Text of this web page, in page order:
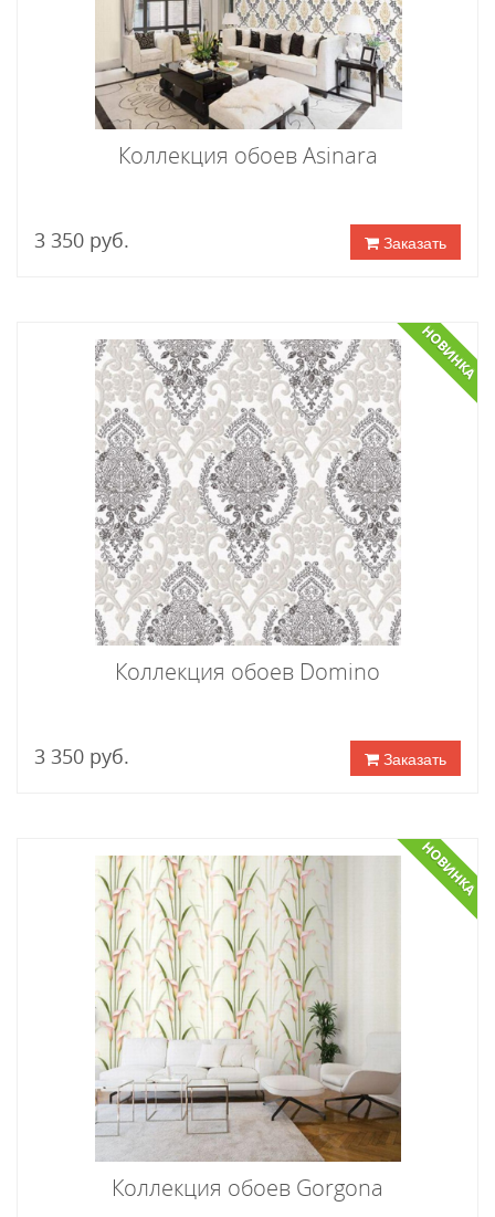
Коллекция обоев Asinara
3 350 руб. Заказать
НОВИНКА
Коллекция обоев Domino
3 350 руб. Заказать
НОВИНКА
Коллекция обоев Gorgona